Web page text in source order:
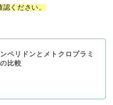
ください。
ンペリドンとメトクロプラミ
の比較